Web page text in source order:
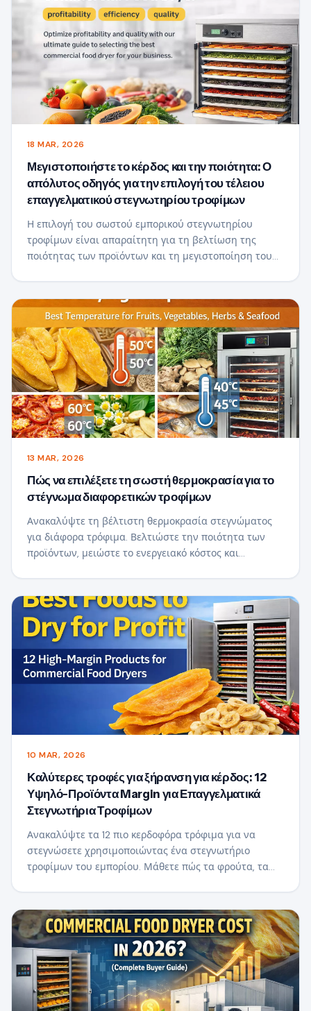
18 MAR, 2026
Μεγιστοποιήστε το κέρδος και την ποιότητα: Ο
απόλυτος οδηγός για την επιλογή του τέλειου
επαγγελματικού στεγνωτηρίου τροφίμων
Η επιλογή του σωστού εμπορικού στεγνωτηρίου
τροφίμων είναι απαραίτητη για τη βελτίωση της
ποιότητας των προϊόντων και τη μεγιστοποίηση του
ροή αέρα, η ενεργειακή απόδοση και η χωρητικότητα,
ώστε να μπορείτε να επιλέξετε την καλύτερη λύση
στεγνώματος για την επιχείρησή σας και να επιτύχετε
σταθερή, υψηλή-αποτελέσματα αξίας.
13 MAR, 2026
Πώς να επιλέξετε τη σωστή θερμοκρασία για το
στέγνωμα διαφορετικών τροφίμων
Ανακαλύψτε τη βέλτιστη θερμοκρασία στεγνώματος
για διάφορα τρόφιμα. Βελτιώστε την ποιότητα των
προϊόντων, μειώστε το ενεργειακό κόστος και
10 MAR, 2026
Καλύτερες τροφές για ξήρανση για κέρδος: 12
Υψηλό-Προϊόντα Margin για Επαγγελματικά
Στεγνωτήρια Τροφίμων
Ανακαλύψτε τα 12 πιο κερδοφόρα τρόφιμα για να
στεγνώσετε χρησιμοποιώντας ένα στεγνωτήριο
τροφίμων του εμπορίου. Μάθετε πώς τα φρούτα, τα
επιχειρήσεις επεξεργασίας τροφίμων.